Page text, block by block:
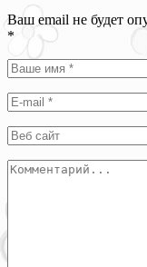
Ваш email не будет
*